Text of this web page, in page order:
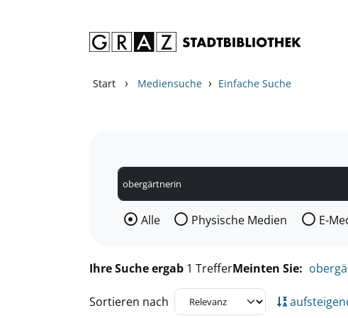
Start › Mediensuche › Einfache Suche
Wählen Sie die Medienart nach der Sie
Alle Physische Medien E-
Ihre Suche ergab 1 TrefferMeinten Sie:
Sortieren nach